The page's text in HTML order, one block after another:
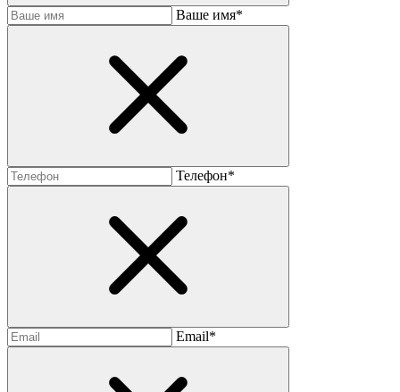
Baшe имя*
Телефон*
Email*